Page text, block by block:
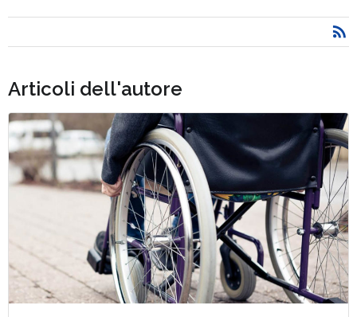
Articoli dell'autore